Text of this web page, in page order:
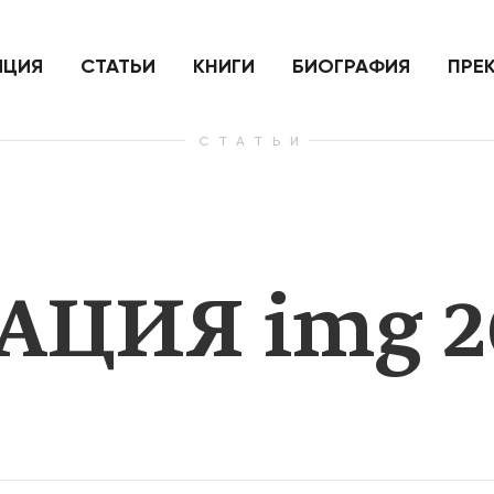
нанесенный по самим себе
СТАТЬИ КНИГИ БИОГРАФИЯ
СТАТЬИ
img